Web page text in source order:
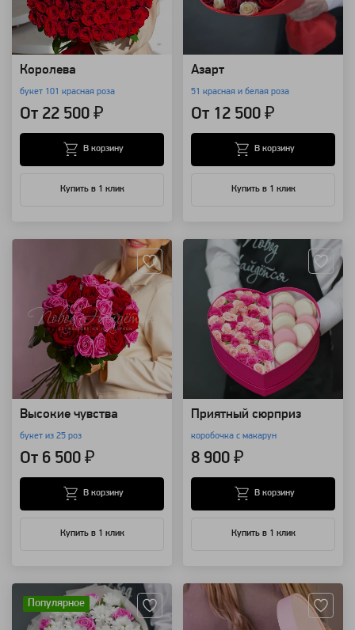
Королева
букет 101 красная роза
От 22 500 ₽
Купить в 1 клик
В корзину
Азарт
51 красная и белая роза
От 12 500 ₽
Купить в 1 клик
В корзину
Высокие чувства
букет из 25 роз
От 6 500 ₽
Купить в 1 клик
В корзину
Приятный сюрприз
коробочка с макарун
8 900 ₽
Купить в 1 клик
В корзину
Популярное